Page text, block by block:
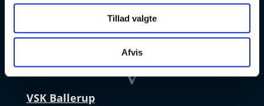
Tillad valgte
Afvis
2770 Kastrup
+45 4328 3570
v
VSK Ballerup